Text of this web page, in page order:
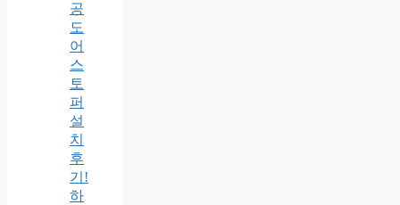
공
도
어
스
토
퍼
설
치
후
기!
하